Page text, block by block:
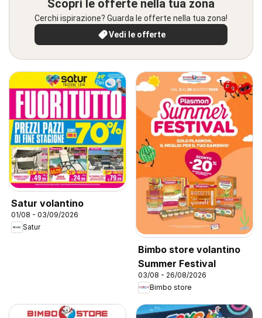
Scopri le offerte nella tua zona
Cerchi ispirazione? Guarda le offerte nella tua zona!
Vedi le offerte
Satur volantino
01/08 - 03/09/2026
Satur
Bimbo store volantino
Summer Festival
03/08 - 26/08/2026
Bimbo store